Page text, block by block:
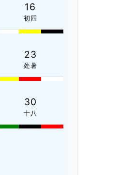
16
初四
23
处暑
30
十八